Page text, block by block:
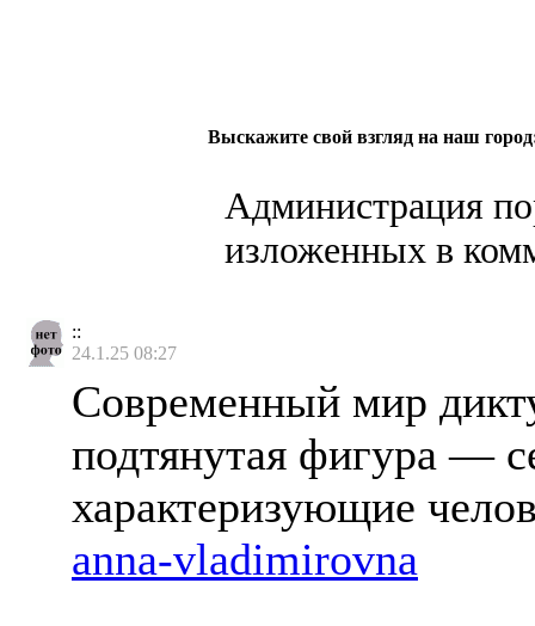
Выскажите свой взгляд на наш
Администрация
изложенных в
::
24.1.25 08:27
Современный мир
подтянутая фигура —
характеризующие
anna-vladimirovna